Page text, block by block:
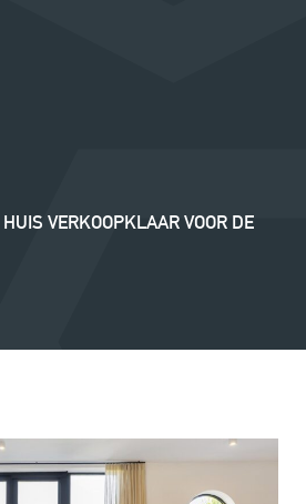
HUIS VERKOOPKLAAR VOOR DE